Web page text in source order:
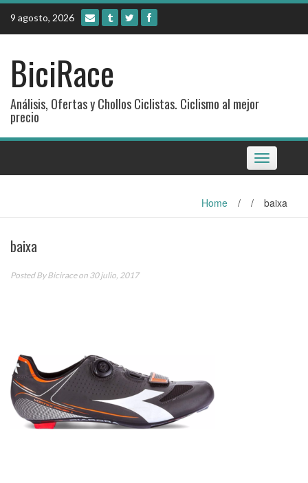
Skip
content
9 agosto, 2026
BiciRace
Análisis, Ofertas y Chollos Ciclistas. Ciclismo al mejor
precio
Toggle
navigation
Home / / baixa
baixa
Posted ByBiciraceon 30 julio, 2017